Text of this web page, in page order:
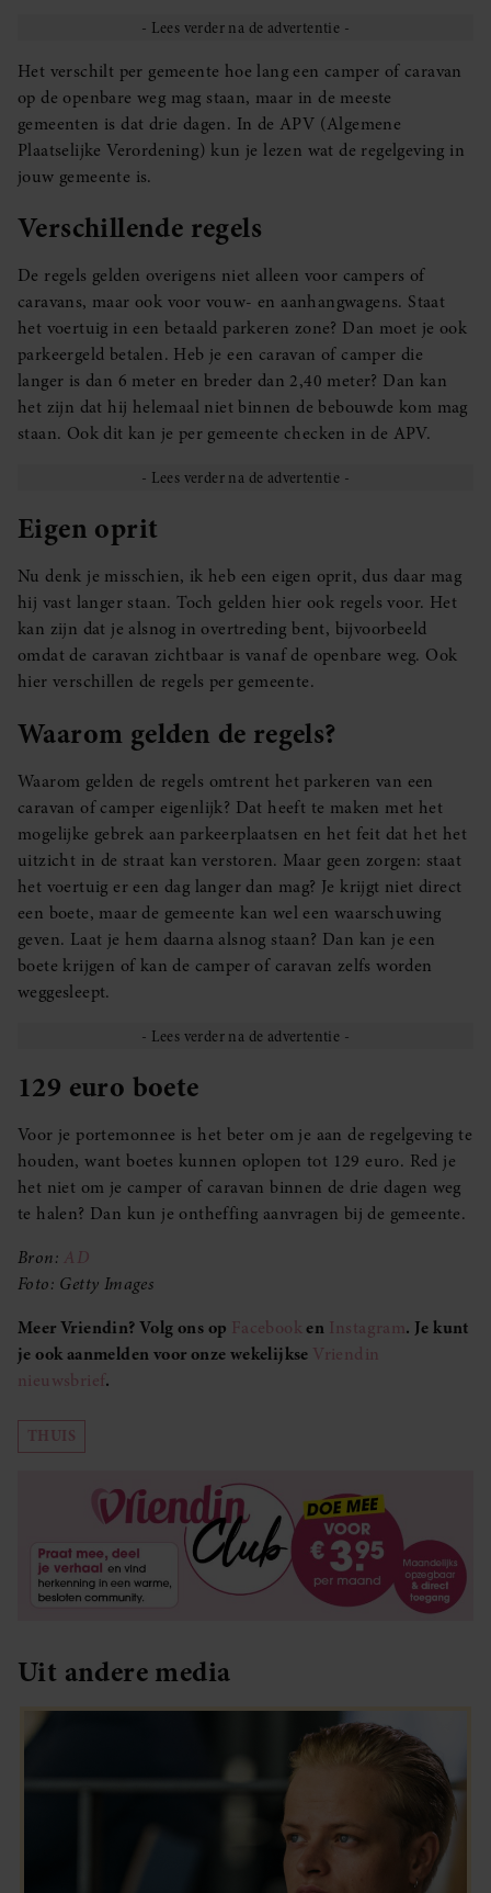
Het verschilt per gemeente hoe lang een camper of caravan
op de openbare weg mag staan, maar in de meeste
gemeenten is dat drie dagen. In de APV (Algemene
Plaatselijke Verordening) kun je lezen wat de regelgeving in
jouw gemeente is.
Verschillende regels
De regels gelden overigens niet alleen voor campers of
caravans, maar ook voor vouw- en aanhangwagens. Staat
het voertuig in een betaald parkeren zone? Dan moet je ook
parkeergeld betalen. Heb je een caravan of camper die
langer is dan 6 meter en breder dan 2,40 meter? Dan kan
het zijn dat hij helemaal niet binnen de bebouwde kom mag
staan. Ook dit kan je per gemeente checken in de APV.
Eigen oprit
Nu denk je misschien, ik heb een eigen oprit, dus daar mag
hij vast langer staan. Toch gelden hier ook regels voor. Het
kan zijn dat je alsnog in overtreding bent, bijvoorbeeld
omdat de caravan zichtbaar is vanaf de openbare weg. Ook
hier verschillen de regels per gemeente.
Waarom gelden de regels?
Waarom gelden de regels omtrent het parkeren van een
caravan of camper eigenlijk? Dat heeft te maken met het
mogelijke gebrek aan parkeerplaatsen en het feit dat het het
uitzicht in de straat kan verstoren. Maar geen zorgen: staat
het voertuig er een dag langer dan mag? Je krijgt niet direct
een boete, maar de gemeente kan wel een waarschuwing
geven. Laat je hem daarna alsnog staan? Dan kan je een
boete krijgen of kan de camper of caravan zelfs worden
weggesleept.
129 euro boete
Voor je portemonnee is het beter om je aan de regelgeving te
houden, want boetes kunnen oplopen tot 129 euro. Red je
het niet om je camper of caravan binnen de drie dagen weg
te halen? Dan kun je ontheffing aanvragen bij de gemeente.
Bron: AD
Foto: Getty Images
Meer Vriendin? Volg ons op Facebooken Instagram. Je kunt
je ook aanmelden voor onze wekelijkse Vriendin
nieuwsbrief.
THUIS
Uit andere media